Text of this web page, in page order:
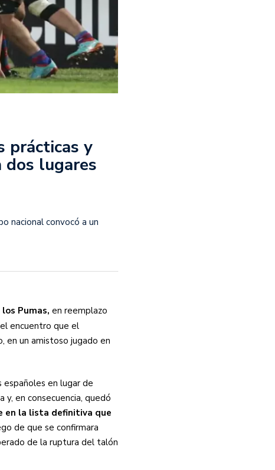
Mundial de Hockey FIH
Mundial de Hockey
prácticas y
dos lugares
nacional convocó a un
los Pumas, en reemplazo
encuentro que el
en un amistoso jugado en
en lugar de
y, en consecuencia, quedó
en la lista definitiva que
de que se confirmara
de la ruptura del talón